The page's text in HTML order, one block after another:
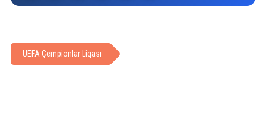
UEFA Çempionlar Liqası